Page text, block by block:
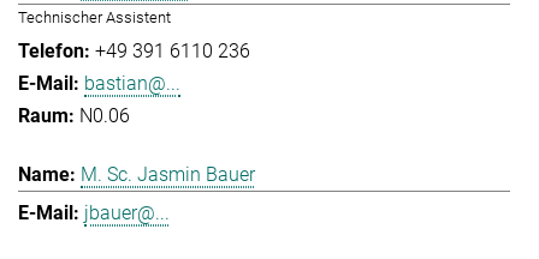
Technischer Assistent
+49 391 6110 236
bastian@...
N0.06
M. Sc. Jasmin Bauer
jbauer@...